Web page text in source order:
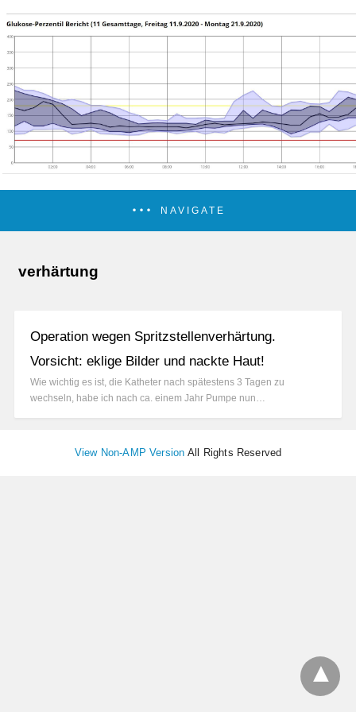
NAVIGATE
verhärtung
Operation wegen Spritzstellenverhärtung.
Vorsicht: eklige Bilder und nackte Haut!
Wie wichtig es ist, die Katheter nach spätestens 3 Tagen zu
wechseln, habe ich nach ca. einem Jahr Pumpe nun…
View Non-AMP Version All Rights Reserved